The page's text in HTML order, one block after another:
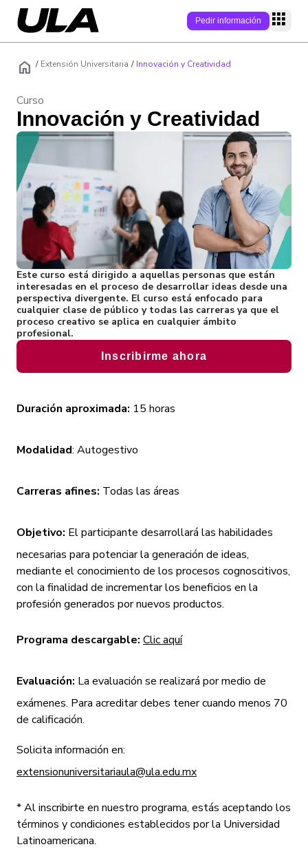
Pedir información
Modalidad
Área
Nivel académico
Campus
Campus
Campus online
Campus físicos
Conecta
Quiénes somos
Empleabilidad
Modelo
Alumni
Claustro
Blog
Eventos
Admisión
Soy estudiante
Becas/
Preguntas
Admisiones
Inversión y
Soy Estudiante
home / Extensión Universitaria / Innovación y Creatividad
Curso
Innovación y Creatividad
Este curso está dirigido a aquellas personas que están
interesadas en el proceso de desarrollar ideas desde una
perspectiva divergente. El curso está enfocado para
cualquier clase de público y todas las carreras ya que el
proceso creativo se aplica en cualquier ámbito
profesional.
Inscribirme ahora
Duración aproximada: 15 horas
Modalidad: Autogestivo
Carreras afines: Todas las áreas
Objetivo: El participante desarrollará las habilidades
necesarias para potenciar la generación de ideas,
mediante el conocimiento de los procesos cognoscitivos,
con la finalidad de incrementar los beneficios en la
profesión generados por nuevos productos.
Programa descargable: Clic aquí
Evaluación: La evaluación se realizará por medio de
exámenes. Para acreditar debes tener cuando menos 70
de calificación.
Solicita información en:
extensionuniversitariaula@ula.edu.mx
* Al inscribirte en nuestro programa, estás aceptando los
términos y condiciones establecidos por la Universidad
Latinoamericana.